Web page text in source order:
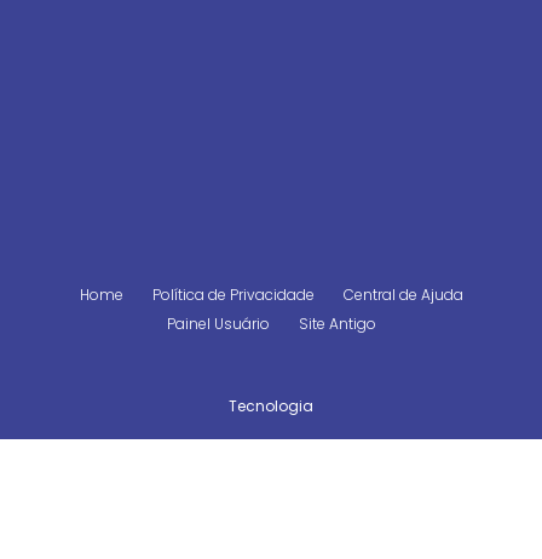
Home Política de Privacidade
Central de Ajuda
Painel Usuário
Site Antigo
Tecnologia